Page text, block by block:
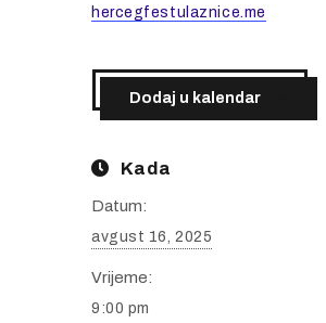
hercegfestulaznice.me
Dodaj u kalendar
Kada
Datum:
avgust 16, 2025
Vrijeme:
9:00 pm